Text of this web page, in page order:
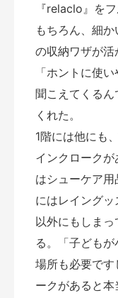
『relaclo』を
もちろん、細
の収納ワザが活
「ホントに使
聞こえてくる
くれた。
1階には他にも
インクローク
はシューケア
にはレイング
以外にもしま
る。「子ども
場所も必要です
ークがあると